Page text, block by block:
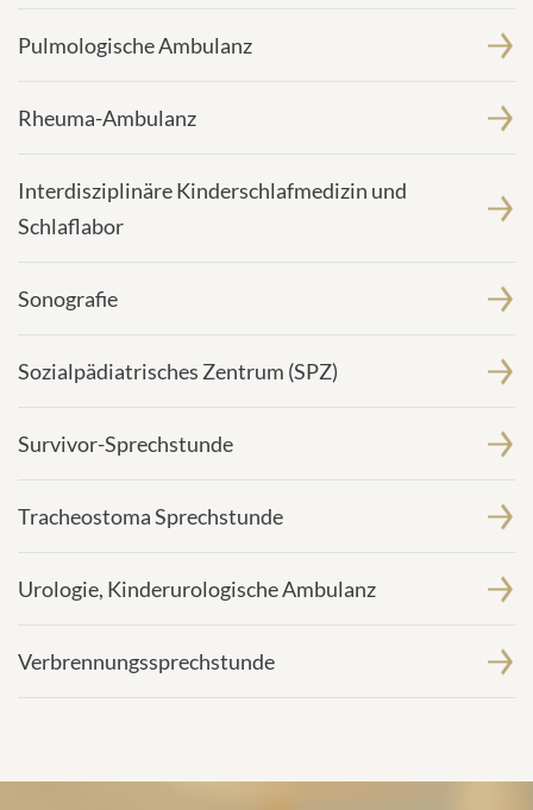
Pulmologische Ambulanz
Rheuma-Ambulanz
Interdisziplinäre Kinderschlafmedizin und
Schlaflabor
Sonografie
Sozialpädiatrisches Zentrum (SPZ)
Survivor-Sprechstunde
Tracheostoma Sprechstunde
Urologie, Kinderurologische Ambulanz
Verbrennungssprechstunde